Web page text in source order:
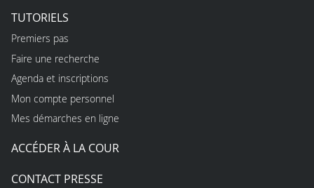
TUTORIELS
Premiers pas
Faire une recherche
Agenda et inscriptions
Mon compte personnel
Mes démarches en ligne
ACCÉDER À LA COUR
CONTACT PRESSE